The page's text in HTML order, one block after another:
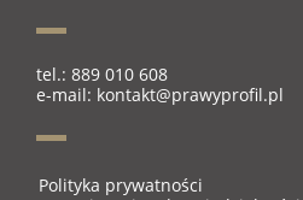
tel.: 889 010 608
e-mail: kontakt@prawyprofil.pl
Polityka prywatności